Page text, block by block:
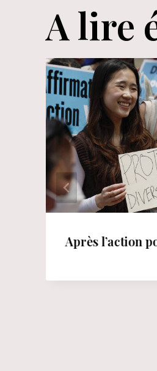
A lire
Après l’action